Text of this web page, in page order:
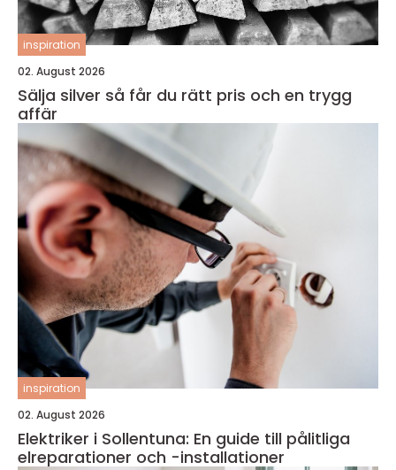
inspiration
02. August 2026
Sälja silver så får du rätt pris och en trygg
affär
inspiration
02. August 2026
Elektriker i Sollentuna: En guide till pålitliga
elreparationer och -installationer